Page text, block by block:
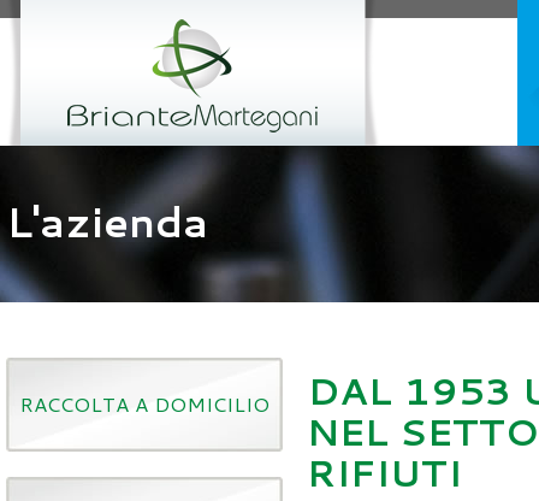
L'azienda
DAL 1953
NEL
RIFIUTI
RACCOLTA A DOMICILIO